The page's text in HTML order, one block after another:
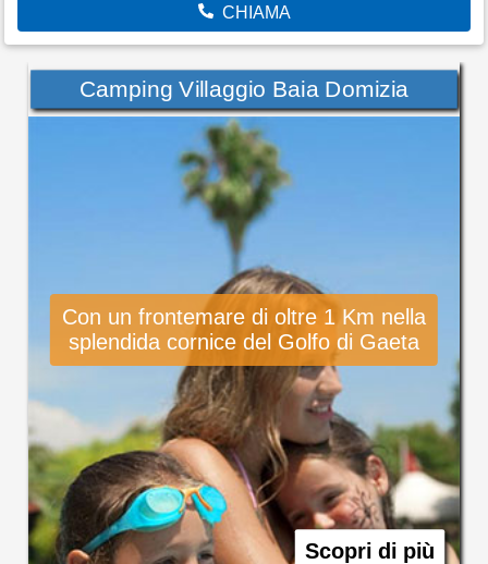
CHIAMA
Camping Villaggio Baia Domizia
Con un frontemare di oltre 1 Km nella
splendida cornice del Golfo di Gaeta
Scopri di più